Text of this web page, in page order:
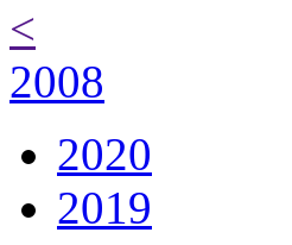
<
2008
2020
2019